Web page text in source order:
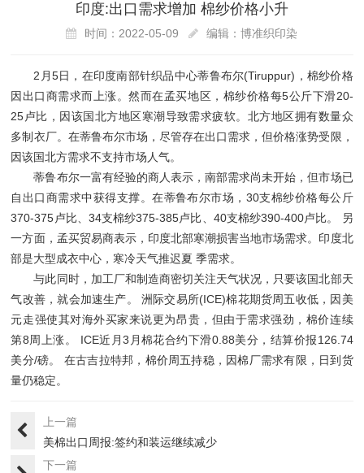
印度:出口需求增加 棉纱价格小升
时间：2022-05-09 编辑：博准织印染
2月5日，在印度南部针织品中心蒂鲁布尔(Tiruppur)，棉纱价格
因出口商需求而上涨。然而在孟买地区，棉纱价格每5公斤下滑20-
25卢比，因该国北方地区寒潮导致需求疲软。北方地区拥有数量众
多制衣厂。在蒂鲁布尔市场，尽管存在出口需求，但价格涨势受限，
因该国北方需求不支持市场人气。
蒂鲁布尔一富有经验的商人表示，南部需求尚未开始，但市场已
自出口商需求中获得支撑。在蒂鲁布尔市场，30支棉纱价格每公斤
370-375卢比、34支棉纱375-385卢比、40支棉纱390-400卢比。 另
一方面，孟买贸易商表示，印度北部寒潮损害当地市场需求。印度北
部是大型成衣中心，寒冷天气推迟夏 季需求。
与此同时，加工厂和制造商密切关注天气状况，只要该国北部天
气改善，就会加速生产。 洲际交易所(ICE)棉花期货周五收低，因美
元走强使其对海外买家来说更为昂贵，但由于需求强劲，棉价连续
第8周上涨。 ICE近月3月棉花合约下滑0.88美分，结算价报126.74
美分/磅。 在古吉拉特邦，棉价周五持稳，因棉厂需求有限，日到货
量仍稳定。
上一篇
美棉出口周报:签约和装运继续减少
下一篇